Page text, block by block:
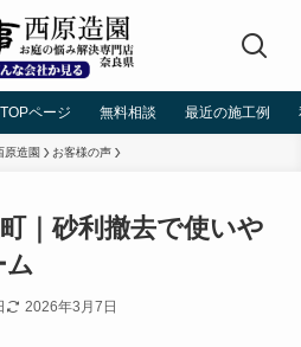
TOPページ 無料相談 最近の施工例
原造園 お客様の声
｜砂利撤去で使いや
ム
2026年3月7日